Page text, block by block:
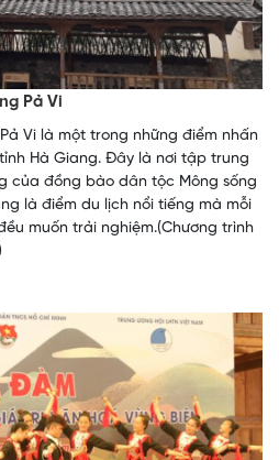
Pả Vi
Vi là một trong những điểm nhấn
Hà Giang. Đây là nơi tập trung
của đồng bào dân tộc Mông sống
là điểm du lịch nổi tiếng mà mỗi
muốn trải nghiệm.(Chương trình